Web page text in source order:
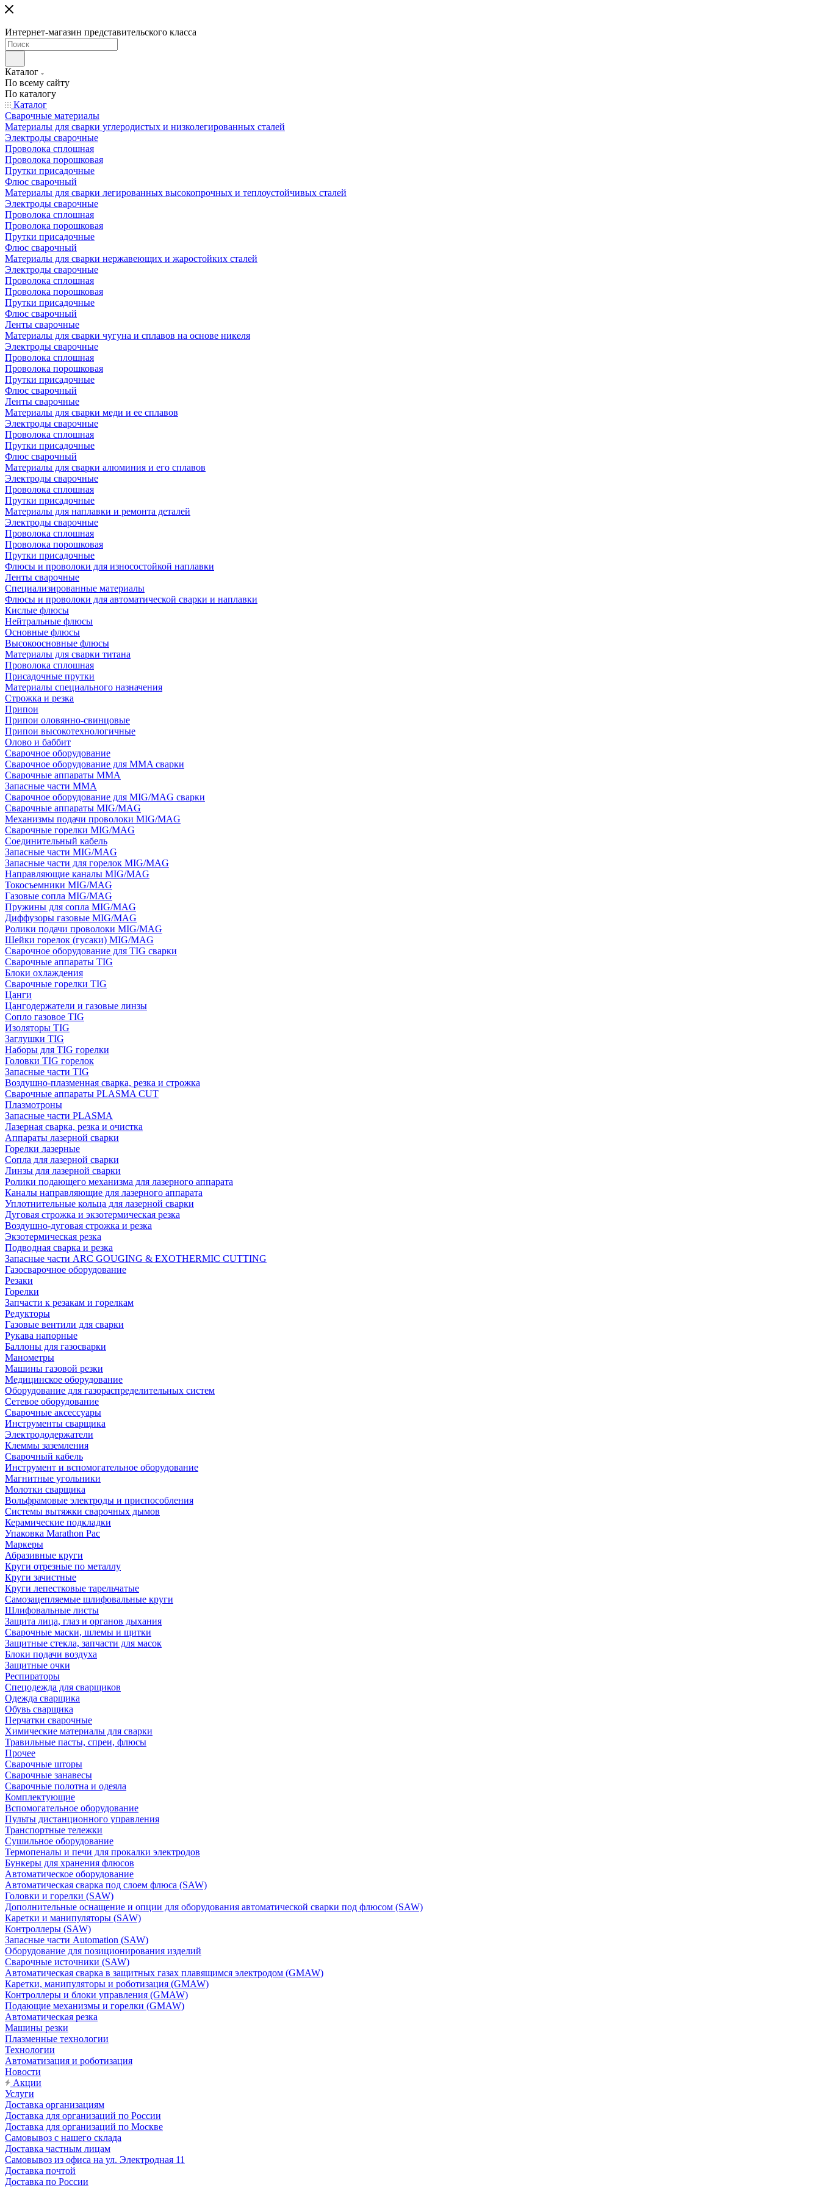
Интернет-магазин представительского класса
Каталог
По всему сайту
По каталогу
Каталог
Сварочные материалы
Материалы для сварки углеродистых и низколегированных сталей
Электроды сварочные
Проволока сплошная
Проволока порошковая
Прутки присадочные
Флюс сварочный
Материалы для сварки легированных высокопрочных и теплоустойчивых сталей
Электроды сварочные
Проволока сплошная
Проволока порошковая
Прутки присадочные
Флюс сварочный
Материалы для сварки нержавеющих и жаростойких сталей
Электроды сварочные
Проволока сплошная
Проволока порошковая
Прутки присадочные
Флюс сварочный
Ленты сварочные
Материалы для сварки чугуна и сплавов на основе никеля
Электроды сварочные
Проволока сплошная
Проволока порошковая
Прутки присадочные
Флюс сварочный
Ленты сварочные
Материалы для сварки меди и ее сплавов
Электроды сварочные
Проволока сплошная
Прутки присадочные
Флюс сварочный
Материалы для сварки алюминия и его сплавов
Электроды сварочные
Проволока сплошная
Прутки присадочные
Материалы для наплавки и ремонта деталей
Электроды сварочные
Проволока сплошная
Проволока порошковая
Прутки присадочные
Флюсы и проволоки для износостойкой наплавки
Ленты сварочные
Специализированные материалы
Флюсы и проволоки для автоматической сварки и наплавки
Кислые флюсы
Нейтральные флюсы
Основные флюсы
Высокоосновные флюсы
Материалы для сварки титана
Проволока сплошная
Присадочные прутки
Материалы специального назначения
Строжка и резка
Припои
Припои оловянно-свинцовые
Припои высокотехнологичные
Олово и баббит
Сварочное оборудование
Сварочное оборудование для MMA сварки
Сварочные аппараты MMA
Запасные части MMA
Сварочное оборудование для MIG/MAG сварки
Сварочные аппараты MIG/MAG
Механизмы подачи проволоки MIG/MAG
Сварочные горелки MIG/MAG
Соединительный кабель
Запасные части MIG/MAG
Запасные части для горелок MIG/MAG
Направляющие каналы MIG/MAG
Токосъемники MIG/MAG
Газовые сопла MIG/MAG
Пружины для сопла MIG/MAG
Диффузоры газовые MIG/MAG
Ролики подачи проволоки MIG/MAG
Шейки горелок (гусаки) MIG/MAG
Сварочное оборудование для TIG сварки
Сварочные аппараты TIG
Блоки охлаждения
Сварочные горелки TIG
Цанги
Цангодержатели и газовые линзы
Сопло газовое TIG
Изоляторы TIG
Заглушки TIG
Наборы для TIG горелки
Головки TIG горелок
Запасные части TIG
Воздушно-плазменная сварка, резка и строжка
Сварочные аппараты PLASMA CUT
Плазмотроны
Запасные части PLASMA
Лазерная сварка, резка и очистка
Аппараты лазерной сварки
Горелки лазерные
Сопла для лазерной сварки
Линзы для лазерной сварки
Ролики подающего механизма для лазерного аппарата
Каналы направляющие для лазерного аппарата
Уплотнительные кольца для лазерной сварки
Дуговая строжка и экзотермическая резка
Воздушно-дуговая строжка и резка
Экзотермическая резка
Подводная сварка и резка
Запасные части ARC GOUGING & EXOTHERMIC CUTTING
Газосварочное оборудование
Резаки
Горелки
Запчасти к резакам и горелкам
Редукторы
Газовые вентили для сварки
Рукава напорные
Баллоны для газосварки
Манометры
Машины газовой резки
Медицинское оборудование
Оборудование для газораспределительных систем
Сетевое оборудование
Сварочные аксессуары
Инструменты сварщика
Электрододержатели
Клеммы заземления
Сварочный кабель
Инструмент и вспомогательное оборудование
Магнитные угольники
Молотки сварщика
Вольфрамовые электроды и приспособления
Системы вытяжки сварочных дымов
Керамические подкладки
Упаковка Marathon Pac
Маркеры
Абразивные круги
Круги отрезные по металлу
Круги зачистные
Круги лепестковые тарельчатые
Самозацепляемые шлифовальные круги
Шлифовальные листы
Защита лица, глаз и органов дыхания
Сварочные маски, шлемы и щитки
Защитные стекла, запчасти для масок
Блоки подачи воздуха
Защитные очки
Респираторы
Спецодежда для сварщиков
Одежда сварщика
Обувь сварщика
Перчатки сварочные
Химические материалы для сварки
Травильные пасты, спреи, флюсы
Прочее
Сварочные шторы
Сварочные занавесы
Сварочные полотна и одеяла
Комплектующие
Вспомогательное оборудование
Пульты дистанционного управления
Транспортные тележки
Сушильное оборудование
Термопеналы и печи для прокалки электродов
Бункеры для хранения флюсов
Автоматическое оборудование
Автоматическая сварка под слоем флюса (SAW)
Головки и горелки (SAW)
Дополнительные оснащение и опции для оборудования автоматической сварки под флюсом (SAW)
Каретки и манипуляторы (SAW)
Контроллеры (SAW)
Запасные части Automation (SAW)
Оборудование для позиционирования изделий
Сварочные источники (SAW)
Автоматическая сварка в защитных газах плавящимся электродом (GMAW)
Каретки, манипуляторы и роботизация (GMAW)
Контроллеры и блоки управления (GMAW)
Подающие механизмы и горелки (GMAW)
Автоматическая резка
Машины резки
Плазменные технологии
Технологии
Автоматизация и роботизация
Новости
Акции
Услуги
Доставка организациям
Доставка для организаций по России
Доставка для организаций по Москве
Самовывоз с нашего склада
Доставка частным лицам
Самовывоз из офиса на ул. Электродная 11
Доставка почтой
Доставка по России